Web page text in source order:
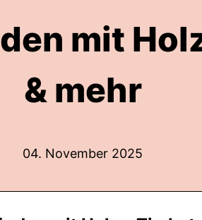
mit
& mehr
04. November 2025